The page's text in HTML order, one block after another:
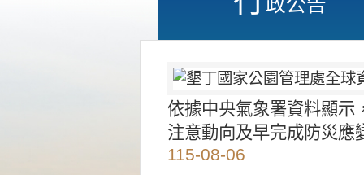
依據中央氣象署資料顯示
注意動向及早完成防災應
115-08-06